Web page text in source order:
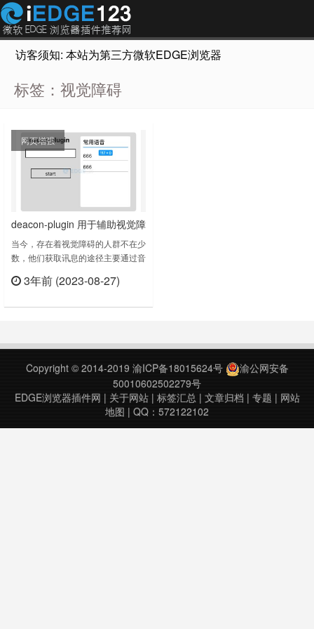
访客须知: 本站为第三方微软EDGE浏览器插件推荐网站，
标签：视觉障碍
网页增强
deacon-plugin 用于辅助视觉障
碍人群随时朗读页面词语
当今，存在着视觉障碍的人群不在少
数，他们获取讯息的途径主要通过音
浏览器插件，插件比较简易，适用于
至输入框，将文本添加至语音待行
读待行区文本。deacon-plugin
3年前 (2023-08-27)
Copyright © 2014-2019 渝ICP备18015624号
渝公网安备
50010602502279号
EDGE浏览器插件网 | 关于网站| 标签汇总| 文章归档 | 专题 | 网站
地图 | QQ：572122102